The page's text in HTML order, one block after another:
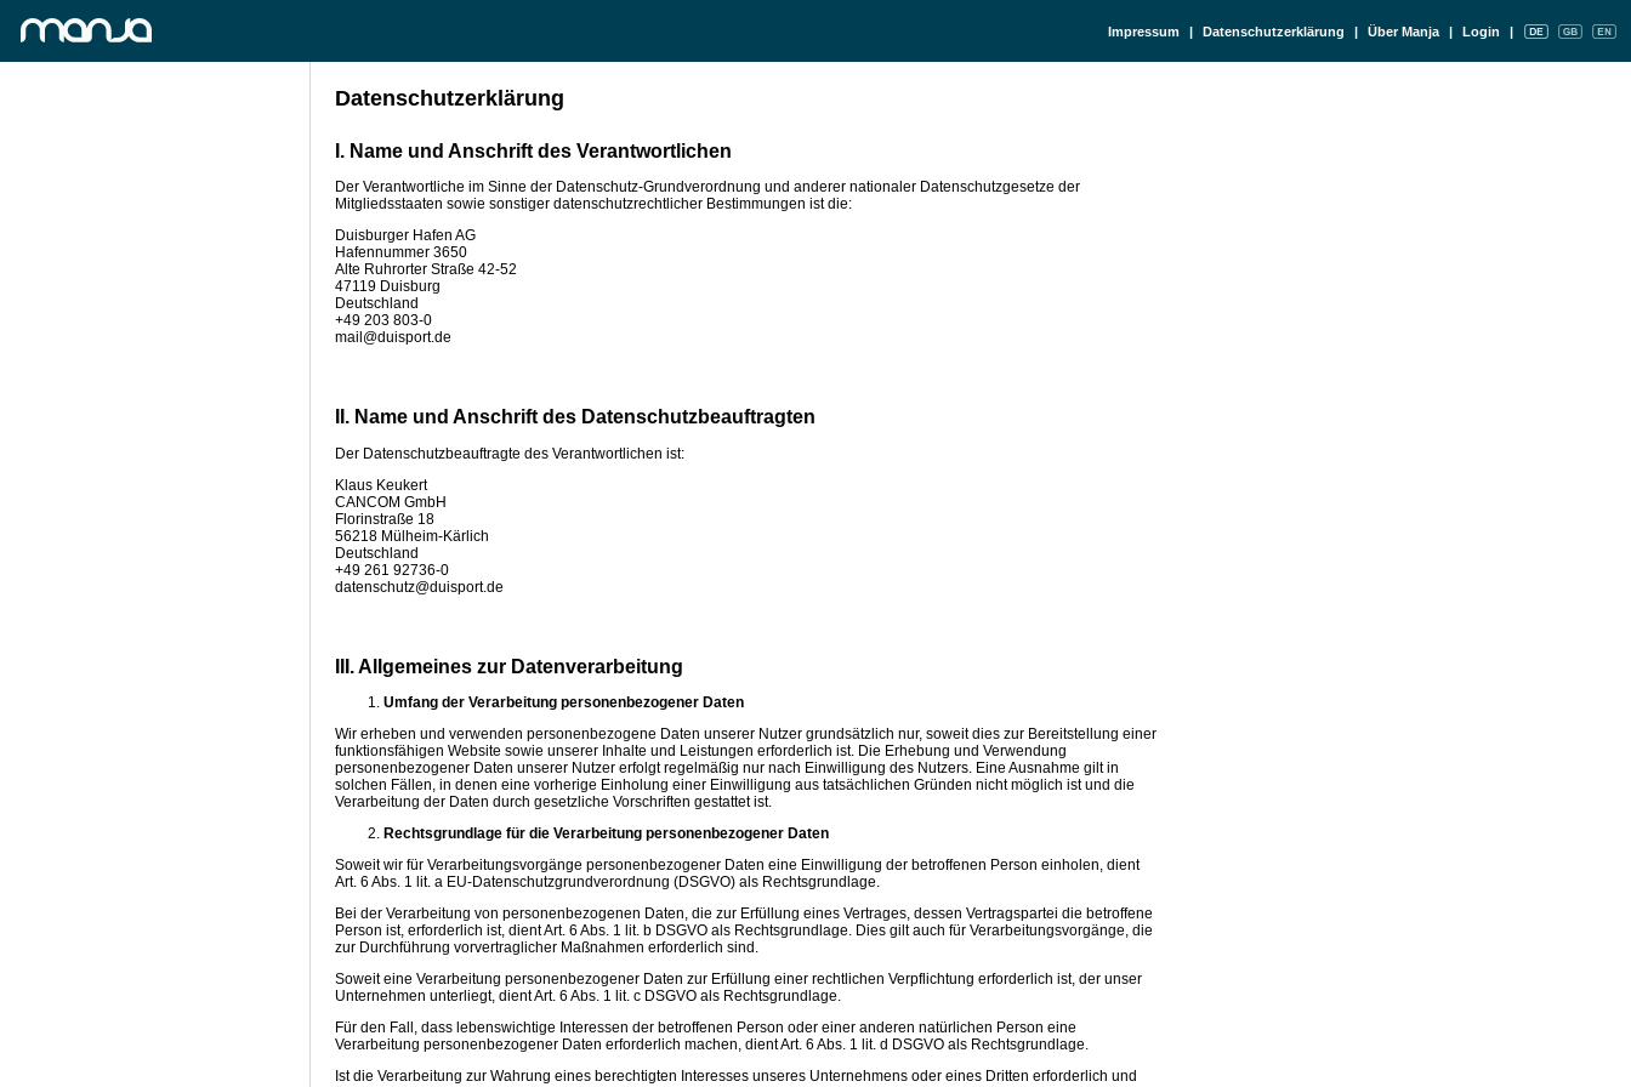
Impressum | Datenschutzerklärung | Über Manja | Login |
Datenschutzerklärung
I. Name und Anschrift des Verantwortlichen
Der Verantwortliche im Sinne der Datenschutz-Grundverordnung und anderer nationaler Datenschutzgesetze der
Mitgliedsstaaten sowie sonstiger datenschutzrechtlicher Bestimmungen ist die:
Duisburger Hafen AG
Hafennummer 3650
Alte Ruhrorter Straße 42-52
47119 Duisburg
Deutschland
+49 203 803-0
mail@duisport.de
II. Name und Anschrift des Datenschutzbeauftragten
Der Datenschutzbeauftragte des Verantwortlichen ist:
Klaus Keukert
CANCOM GmbH
Florinstraße 18
56218 Mülheim-Kärlich
Deutschland
+49 261 92736-0
datenschutz@duisport.de
III. Allgemeines zur Datenverarbeitung
Umfang der Verarbeitung personenbezogener Daten
Wir erheben und verwenden personenbezogene Daten unserer Nutzer grundsätzlich nur, soweit dies zur Bereitstellung einer
funktionsfähigen Website sowie unserer Inhalte und Leistungen erforderlich ist. Die Erhebung und Verwendung
personenbezogener Daten unserer Nutzer erfolgt regelmäßig nur nach Einwilligung des Nutzers. Eine Ausnahme gilt in
solchen Fällen, in denen eine vorherige Einholung einer Einwilligung aus tatsächlichen Gründen nicht möglich ist und die
Verarbeitung der Daten durch gesetzliche Vorschriften gestattet ist.
Rechtsgrundlage für die Verarbeitung personenbezogener Daten
Soweit wir für Verarbeitungsvorgänge personenbezogener Daten eine Einwilligung der betroffenen Person einholen, dient
Art. 6 Abs. 1 lit. a EU-Datenschutzgrundverordnung (DSGVO) als Rechtsgrundlage.
Bei der Verarbeitung von personenbezogenen Daten, die zur Erfüllung eines Vertrages, dessen Vertragspartei die betroffene
Person ist, erforderlich ist, dient Art. 6 Abs. 1 lit. b DSGVO als Rechtsgrundlage. Dies gilt auch für Verarbeitungsvorgänge, die
zur Durchführung vorvertraglicher Maßnahmen erforderlich sind.
Soweit eine Verarbeitung personenbezogener Daten zur Erfüllung einer rechtlichen Verpflichtung erforderlich ist, der unser
Unternehmen unterliegt, dient Art. 6 Abs. 1 lit. c DSGVO als Rechtsgrundlage.
Für den Fall, dass lebenswichtige Interessen der betroffenen Person oder einer anderen natürlichen Person eine
Verarbeitung personenbezogener Daten erforderlich machen, dient Art. 6 Abs. 1 lit. d DSGVO als Rechtsgrundlage.
Ist die Verarbeitung zur Wahrung eines berechtigten Interesses unseres Unternehmens oder eines Dritten erforderlich und